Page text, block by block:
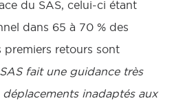
du SAS, celui-ci étant
dans 65 à 70 % des
premiers retours sont
SAS fait une guidance très
inadaptés aux